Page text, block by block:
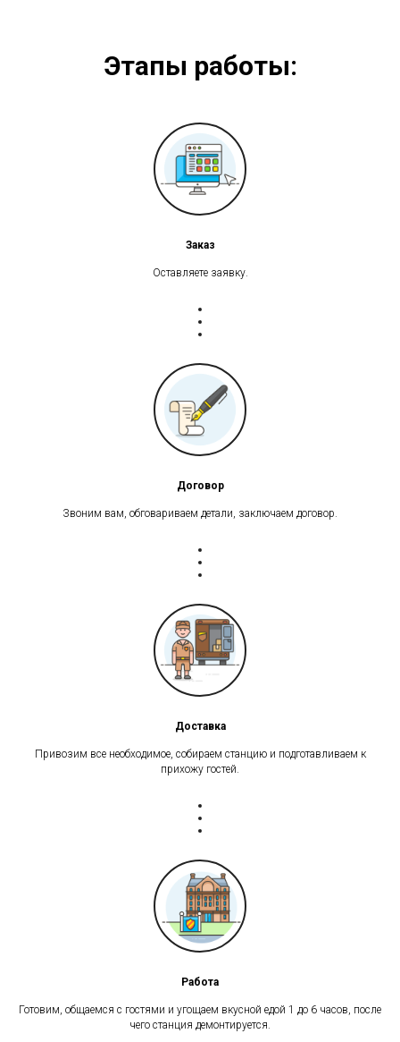
Этапы работы:
Заказ
Оставляете заявку.
Договор
Звоним вам, обговариваем детали, заключаем договор.
Доставка
Привозим все необходимое, собираем станцию и подготавливаем к
прихожу гостей.
Работа
Готовим, общаемся с гостями и угощаем вкусной едой 1 до 6 часов, после
чего станция демонтируется.